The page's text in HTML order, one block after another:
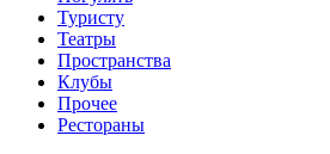
Туристу
Театры
Пространства
Клубы
Прочее
Рестораны